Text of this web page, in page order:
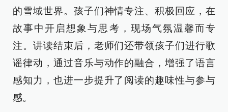
的雪域世界。孩子们神情专注、积极回应，在
故事中开启想象与思考，现场气氛温馨而专
注。讲读结束后，老师们还带领孩子们进行歌
谣律动，通过音乐与动作的融合，增强了语言
感知力，也进一步提升了阅读的趣味性与参与
感。